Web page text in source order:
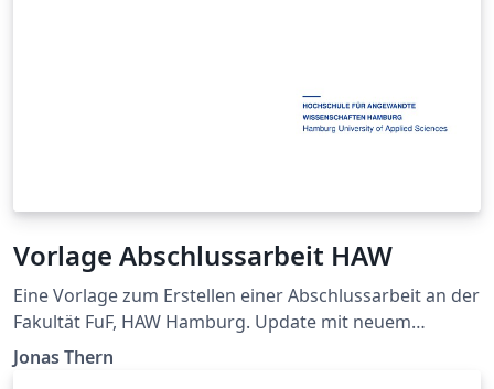
Vorlage Abschlussarbeit HAW
Eine Vorlage zum Erstellen einer Abschlussarbeit an der
Fakultät FuF, HAW Hamburg. Update mit neuem
Titelblatt. Das hinterlegte Symbolverzeichnis sortiert
verwendete Symbole nach DIN und wird anschließend
Jonas Thern